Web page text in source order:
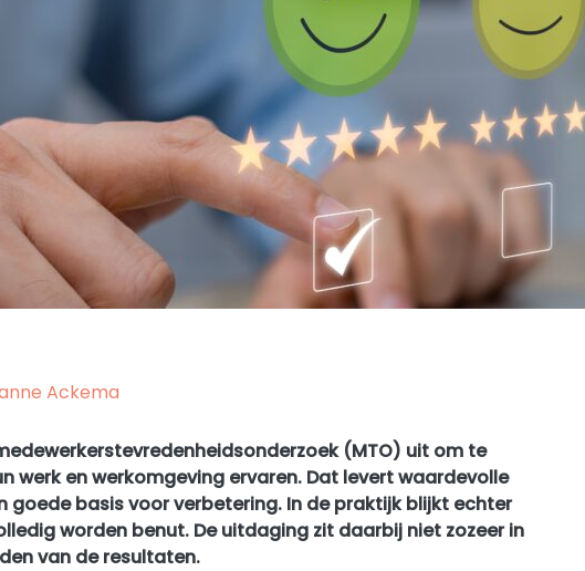
Ackema
(MTO) uit om te
werk en werkomgeving ervaren. Dat levert waardevolle
goede basis voor verbetering. In de praktijk blijkt echter
worden benut. De uitdaging zit daarbij niet zozeer in
van de resultaten.